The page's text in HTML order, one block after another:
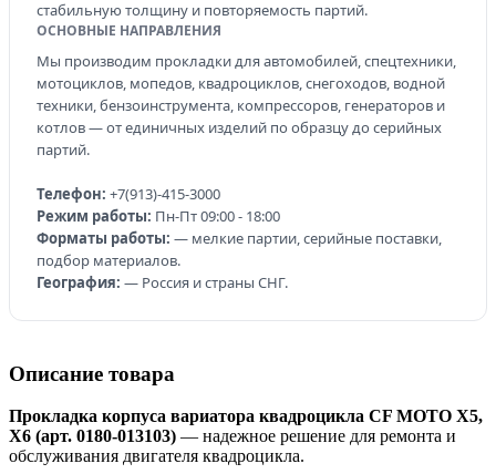
стабильную толщину и повторяемость партий.
ОСНОВНЫЕ НАПРАВЛЕНИЯ
Мы производим прокладки для автомобилей, спецтехники,
мотоциклов, мопедов, квадроциклов, снегоходов, водной
техники, бензоинструмента, компрессоров, генераторов и
котлов — от единичных изделий по образцу до серийных
партий.
Телефон: +7(913)-415-3000
Режим работы: Пн-Пт 09:00 - 18:00
Форматы работы: — мелкие партии, серийные поставки,
подбор материалов.
География: — Россия и страны СНГ.
Описание товара
Прокладка корпуса вариатора квадроцикла CF MOTO X5,
X6 (арт. 0180-013103) — надежное решение для ремонта и
обслуживания двигателя квадроцикла.